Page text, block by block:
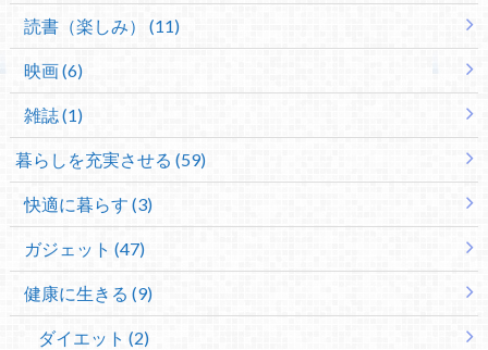
読書（楽しみ） (11)
映画 (6)
雑誌 (1)
暮らしを充実させる (59)
快適に暮らす (3)
ガジェット (47)
健康に生きる (9)
ダイエット (2)